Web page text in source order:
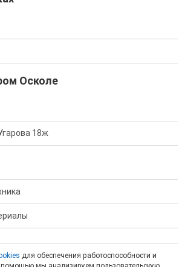
Осколе
18ж
для обеспечения работоспособности и